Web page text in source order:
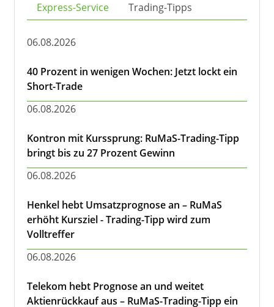
Express-Service Trading-Tipps
06.08.2026
40 Prozent in wenigen Wochen: Jetzt lockt ein
Short-Trade
06.08.2026
Kontron mit Kurssprung: RuMaS-Trading-Tipp
bringt bis zu 27 Prozent Gewinn
06.08.2026
Henkel hebt Umsatzprognose an – RuMaS
erhöht Kursziel - Trading-Tipp wird zum
Volltreffer
06.08.2026
Telekom hebt Prognose an und weitet
Aktienrückkauf aus – RuMaS-Trading-Tipp ein